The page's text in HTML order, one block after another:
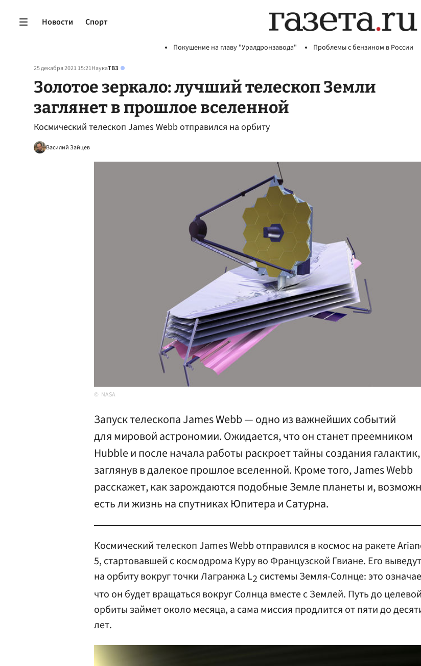
Новости Спорт
Покушение на главу "Уралдронзавода" Проблемы с бензином в России
25 декабря 2021 15:21НаукаТВЗ
Золотое зеркало: лучший телескоп Земли
заглянет в прошлое вселенной
Космический телескоп James Webb отправился на орбиту
Василий Зайцев
NASA
Запуск телескопа James Webb — одно из важнейших событий
для мировой астрономии. Ожидается, что он станет преемником
Hubble и после начала работы раскроет тайны создания галактик,
заглянув в далекое прошлое вселенной. Кроме того, James Webb
расскажет, как зарождаются подобные Земле планеты и,
есть ли жизнь на спутниках Юпитера и Сатурна.
Космический телескоп James Webb отправился в космос на ракете
5, стартовавшей с космодрома Куру во Французской Гвиане. Его выведут
на орбиту вокруг точки Лагранжа L2 системы Земля-Солнце: это
что он будет вращаться вокруг Солнца вместе с Землей. Путь до целевой
орбиты займет около месяца, а сама миссия продлится от пяти до
лет.